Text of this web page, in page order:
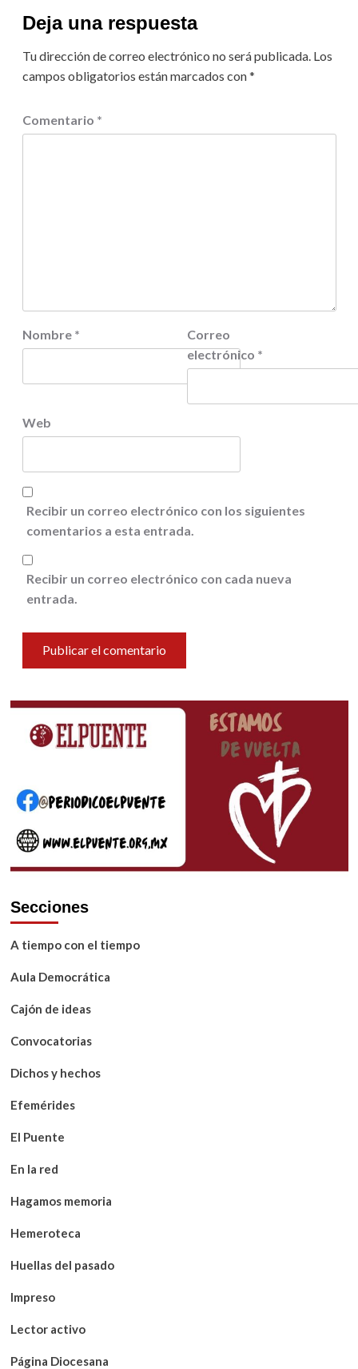
Deja una respuesta
Tu dirección de correo electrónico no será publicada. Los
campos obligatorios están marcados con*
Comentario *
Nombre *
Correo
electrónico *
Web
Recibir un correo electrónico con los siguientes
comentarios a esta entrada.
Recibir un correo electrónico con cada nueva
entrada.
Secciones
A tiempo con el tiempo
Aula Democrática
Cajón de ideas
Convocatorias
Dichos y hechos
Efemérides
El Puente
En la red
Hagamos memoria
Hemeroteca
Huellas del pasado
Impreso
Lector activo
Página Diocesana